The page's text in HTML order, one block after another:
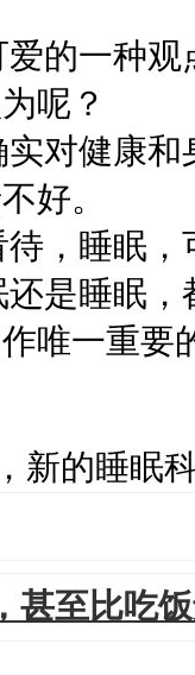
的一种
呢？
对健康
好。
，睡眠，
是睡眠
唯一重要
新的睡眠
甚至比吃